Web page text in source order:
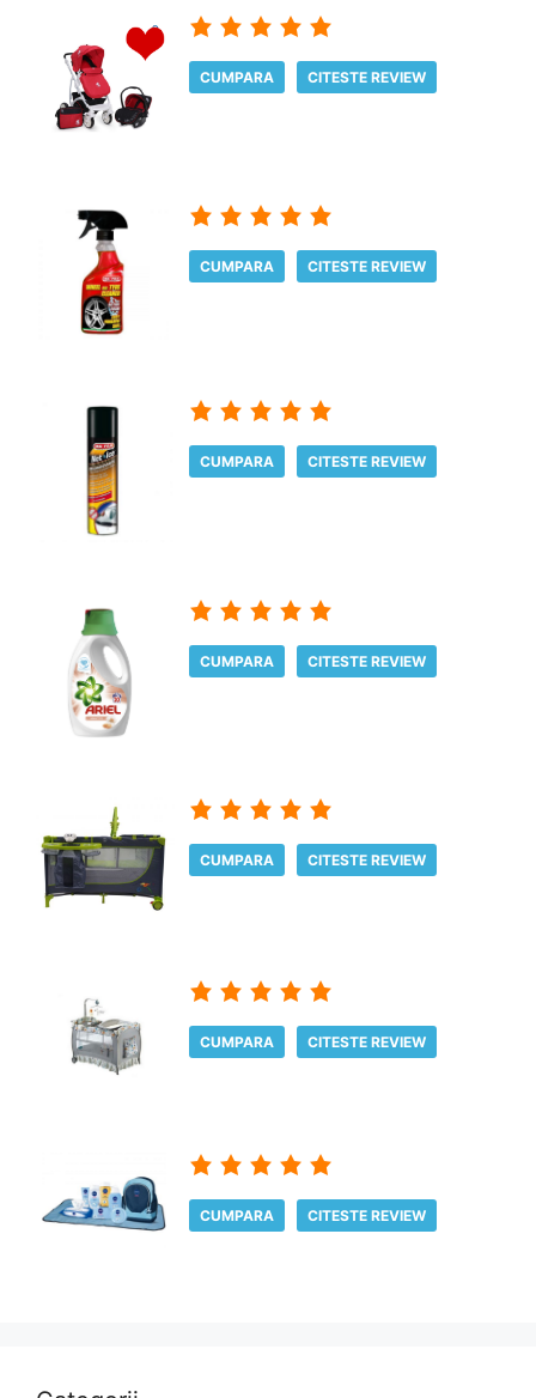
CUMPARA CITESTE REVIEW
CUMPARA CITESTE REVIEW
CUMPARA CITESTE REVIEW
CUMPARA CITESTE REVIEW
CUMPARA CITESTE REVIEW
CUMPARA CITESTE REVIEW
CUMPARA CITESTE REVIEW